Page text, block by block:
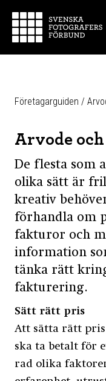
Företagarguiden /
Arvode
De flesta som
olika sätt är
kreativ
förhandla om
fakturor och
information
tänka rätt
fakturering.
Sätt rätt pris
Att sätta rätt
ska ta betalt för
rad olika